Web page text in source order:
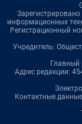
информационных
Регистрационный
Учредитель:
Главный
Адрес редакции:
Контактные